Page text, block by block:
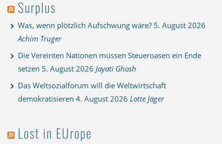
Surplus
Was, wenn plötzlich Aufschwung wäre? 5. August 2026
Achim Truger
Die Vereinten Nationen müssen Steueroasen ein Ende
setzen 5. August 2026 Jayati Ghosh
Das Weltsozialforum will die Weltwirtschaft
demokratisieren 4. August 2026 Lotte Jäger
Lost in EUrope